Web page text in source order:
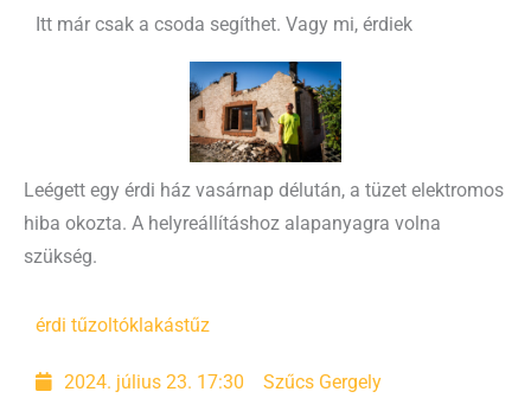
Itt már csak a csoda segíthet. Vagy mi, érdiek
Leégett egy érdi ház vasárnap délután, a tüzet elektromos
hiba okozta. A helyreállításhoz alapanyagra volna
szükség.
érdi tűzoltók lakástűz
2024. július 23. 17:30 Szűcs Gergely